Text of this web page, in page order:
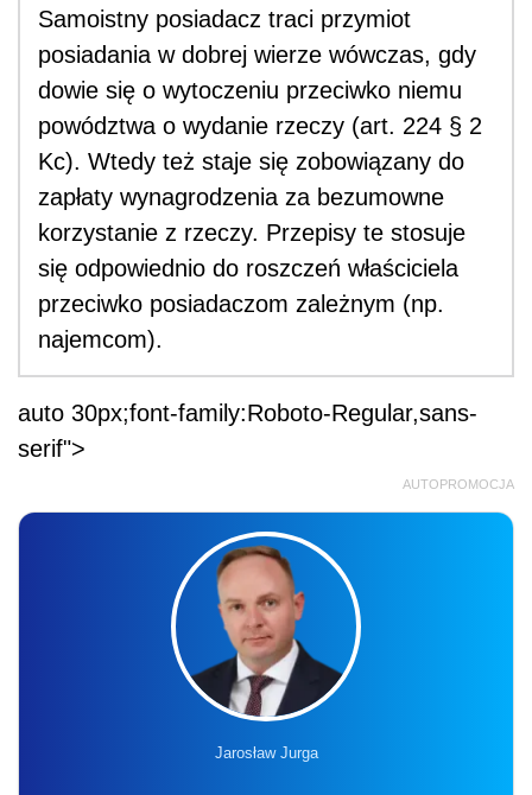
Samoistny posiadacz traci przymiot
posiadania w dobrej wierze wówczas, gdy
dowie się o wytoczeniu przeciwko niemu
powództwa o wydanie rzeczy (art. 224 § 2
Kc). Wtedy też staje się zobowiązany do
zapłaty wynagrodzenia za bezumowne
korzystanie z rzeczy. Przepisy te stosuje
się odpowiednio do roszczeń właściciela
przeciwko posiadaczom zależnym (np.
najemcom).
auto 30px;font-family:Roboto-Regular,sans-
serif">
AUTOPROMOCJA
Jarosław Jurga